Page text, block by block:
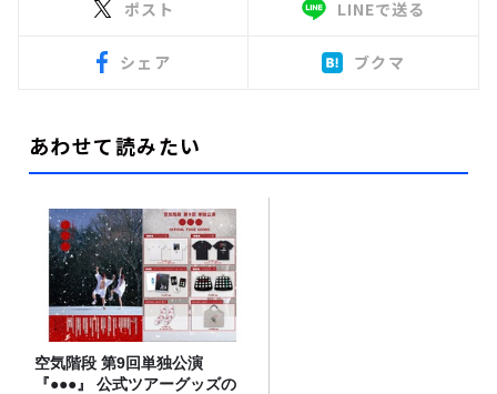
ポスト LINEで送る
シェア ブクマ
あわせて読みたい
空気階段 第9回単独公演
『●●●』 公式ツアーグッズの